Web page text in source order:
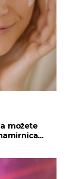
možete